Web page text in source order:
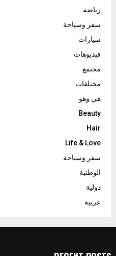
رياضة
سفر وسياحة
سيارات
فيديوهات
مجتمع
مختلفات
هي وهو
Beauty
Hair
Life & Love
سفر وسياحة
الوطنية
دولية
عربية